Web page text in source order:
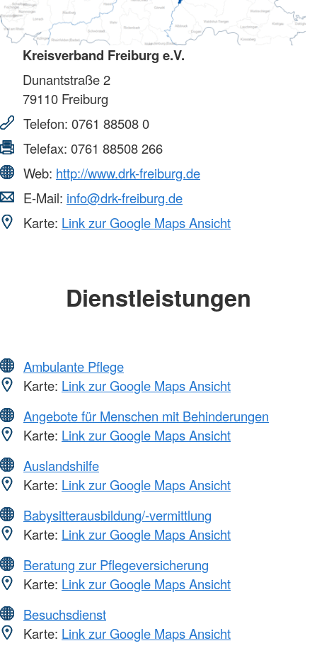
Kreisverband Freiburg e.V.
Dunantstraße 2
79110 Freiburg
Telefon: 0761 88508 0
Telefax: 0761 88508 266
Web: http://www.drk-freiburg.de
E-Mail: info@drk-freiburg.de
Karte: Link zur Google Maps Ansicht
Dienstleistungen
Ambulante Pflege
Karte: Link zur Google Maps Ansicht
Angebote für Menschen mit Behinderungen
Karte: Link zur Google Maps Ansicht
Auslandshilfe
Karte: Link zur Google Maps Ansicht
Babysitterausbildung/-vermittlung
Karte: Link zur Google Maps Ansicht
Beratung zur Pflegeversicherung
Karte: Link zur Google Maps Ansicht
Besuchsdienst
Karte: Link zur Google Maps Ansicht